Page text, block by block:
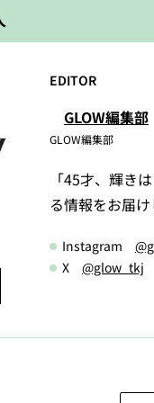
EDITOR
GLOW編集部
GLOW編集部
「45才、輝き
る情報をお届
Instagram
X @glow_tkj